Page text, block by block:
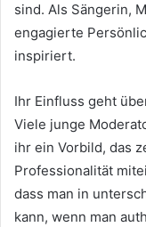
sind. Als Sängerin,
engagierte
inspiriert.
Ihr Einfluss geht
Viele junge
ihr ein Vorbild, das
Professionalität
dass man in
kann, wenn man